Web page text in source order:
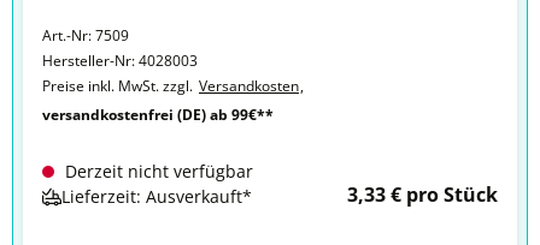
Art.-Nr:7509
Hersteller-Nr:4028003
Preise inkl. MwSt. zzgl. Versandkosten,
versandkostenfrei (DE) ab 99€**
Derzeit nicht verfügbar
Lieferzeit: Ausverkauft*
3,33 € pro Stück